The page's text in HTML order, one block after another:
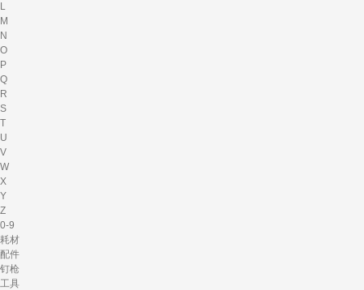
L
M
N
O
P
Q
R
S
T
U
V
W
X
Y
Z
0-9
耗材
配件
钉枪
工具